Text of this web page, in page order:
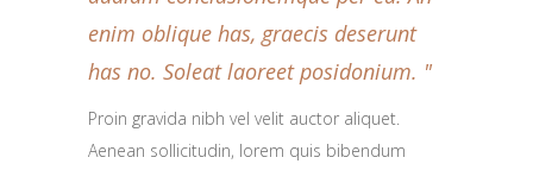
enim oblique has, graecis deserunt
has no. Soleat laoreet posidonium.
Proin gravida nibh vel velit auctor aliquet.
Aenean sollicitudin, lorem quis bibendum